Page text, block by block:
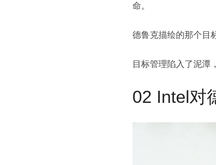
命。
德鲁克描绘的那个目
目标管理陷入了泥潭
02 Intel对